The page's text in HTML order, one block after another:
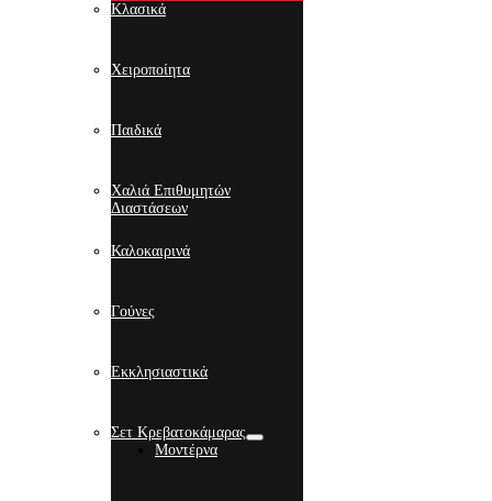
Κλασικά
Χειροποίητα
Παιδικά
Χαλιά Επιθυμητών
Διαστάσεων
Καλοκαιρινά
Γούνες
Εκκλησιαστικά
Σετ Κρεβατοκάμαρας
Μοντέρνα